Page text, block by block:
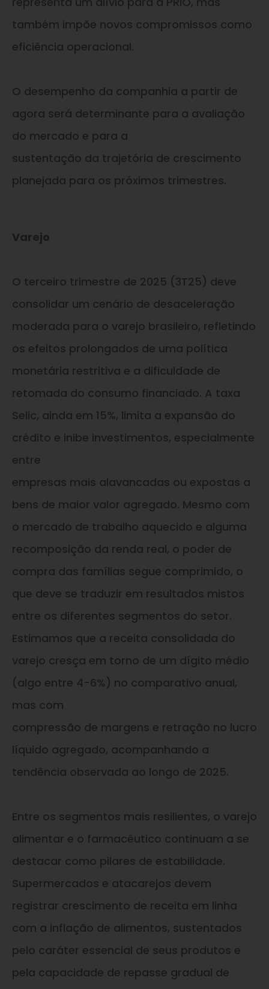
também impõe novos compromissos como
eficiência operacional.
O desempenho da companhia a partir de
agora será determinante para a avaliação
do mercado e para a
sustentação da trajetória de crescimento
planejada para os próximos trimestres.
Varejo
O terceiro trimestre de 2025 (3T25) deve
consolidar um cenário de desaceleração
moderada para o varejo brasileiro, refletindo
os efeitos prolongados de uma política
monetária restritiva e a dificuldade de
retomada do consumo financiado. A taxa
Selic, ainda em 15%, limita a expansão do
crédito e inibe investimentos, especialmente
entre
empresas mais alavancadas ou expostas a
bens de maior valor agregado. Mesmo com
o mercado de trabalho aquecido e alguma
recomposição da renda real, o poder de
compra das famílias segue comprimido, o
que deve se traduzir em resultados mistos
entre os diferentes segmentos do setor.
Estimamos que a receita consolidada do
varejo cresça em torno de um dígito médio
(algo entre 4-6%) no comparativo anual,
mas com
compressão de margens e retração no lucro
líquido agregado, acompanhando a
tendência observada ao longo de 2025.
Entre os segmentos mais resilientes, o varejo
alimentar e o farmacêutico continuam a se
destacar como pilares de estabilidade.
Supermercados e atacarejos devem
registrar crescimento de receita em linha
com a inflação de alimentos, sustentados
pelo caráter essencial de seus produtos e
pela capacidade de repasse gradual de